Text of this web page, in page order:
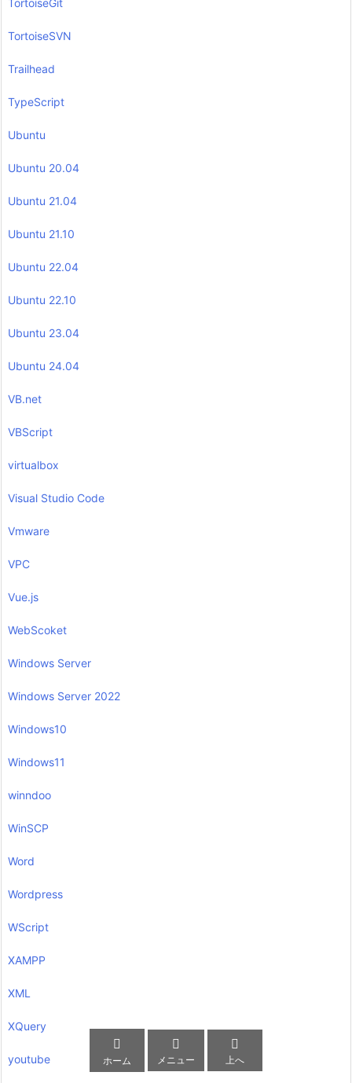
TortoiseGit
TortoiseSVN
Trailhead
TypeScript
Ubuntu
Ubuntu 20.04
Ubuntu 21.04
Ubuntu 21.10
Ubuntu 22.04
Ubuntu 22.10
Ubuntu 23.04
Ubuntu 24.04
VB.net
VBScript
virtualbox
Visual Studio Code
Vmware
VPC
Vue.js
WebScoket
Windows Server
Windows Server 2022
Windows10
Windows11
winndoo
WinSCP
Word
Wordpress
WScript
XAMPP
XML
XQuery
youtube

ホーム

メニュー

上へ